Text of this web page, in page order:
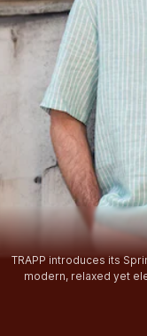
TRAPP introduces its
modern, relaxed yet
materials such as linen